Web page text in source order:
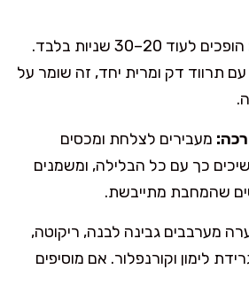
הופכים לעוד 20–30 שניות בלבד.
תרווד דק ומרית יחד, זה שומר על
מעבירים לצלחת ומכסים
כך עם כל הבלילה, ומשמנים
שהמחבת מתייבשת.
מערבבים גבינה לבנה, ריקוטה,
לימון וקורנפלור. אם מוסיפים